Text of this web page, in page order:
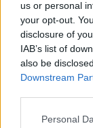
us or personal
your opt-out.
disclosure of
IAB’s list of
also be
Downstream
Personal
ADHD -
Euthyrox (436)
Schildklier -
De reviews
gegenereerd